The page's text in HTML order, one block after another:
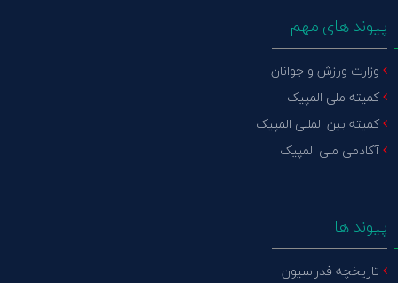
پیوند های مهم
وزارت ورزش و جوانان
کمیته ملی المپیک
کمیته بین المللی المپیک
آکادمی ملی المپیک
پیوند ها
تاریخچه فدراسیون